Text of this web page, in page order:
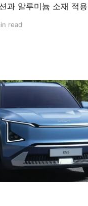
과 알루미늄 소재 적
쉽다는 평가가 나왔다.
read